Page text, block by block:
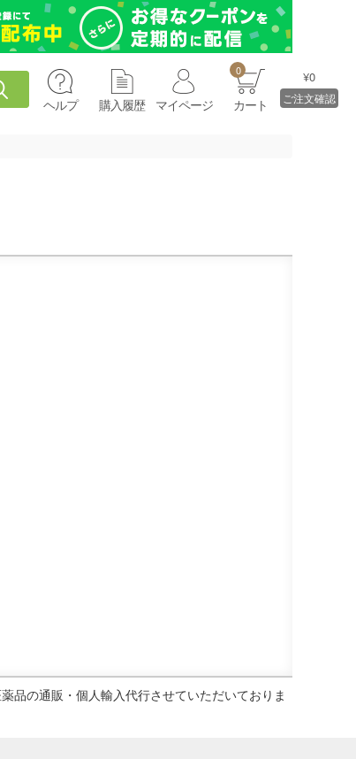
ヘルプ 購入履歴 マイページ
0
カート
¥0
ご注文確認
品の通販・個人輸入代行させていただいておりま